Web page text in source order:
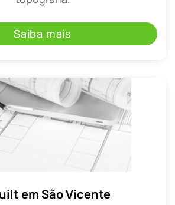
Saiba mais
em São Vicente